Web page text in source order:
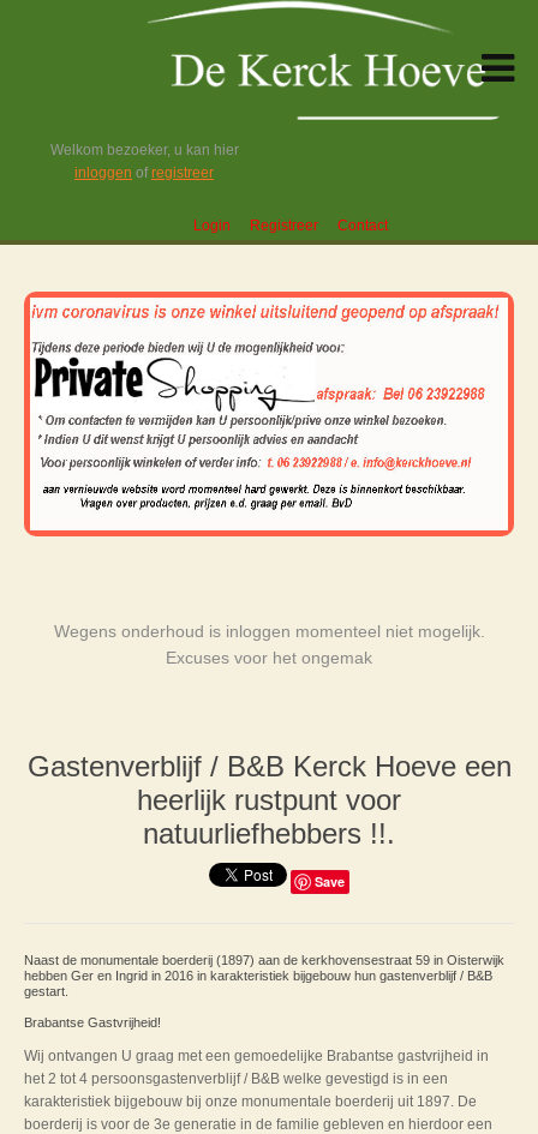
Welkom bezoeker, u kan hier
inloggen ofregistreer
Login Registreer Contact
Wegens onderhoud is inloggen momenteel niet mogelijk.
Excuses voor het ongemak
Gastenverblijf / B&B Kerck Hoeve een
heerlijk rustpunt voor
natuurliefhebbers !!.
Save
Naast de monumentale boerderij (1897) aan de kerkhovensestraat 59 in Oisterwijk
hebben Ger en Ingrid in 2016 in karakteristiek bijgebouw hun gastenverblijf / B&B
gestart.
Brabantse Gastvrijheid!
Wij ontvangen U graag met een gemoedelijke Brabantse gastvrijheid in
het 2 tot 4 persoonsgastenverblijf / B&B welke gevestigd is in een
karakteristiek bijgebouw bij onze monumentale boerderij uit 1897. De
boerderij is voor de 3e generatie in de familie gebleven en hierdoor een